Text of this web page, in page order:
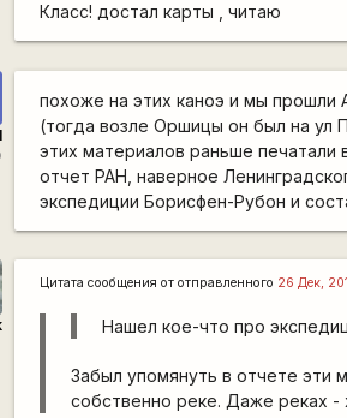
Класс! достал карты , читаю
похоже на этих каноэ и мы прошли
(тогда возле Оршицы он был на ул
этих материалов раньше
отчет РАН, наверное
экспедиции Борисфен-Рубон и
Цитата сообщения ототправленного 26 Дек,
Нашел кое-что про
Забыл упомянуть в отчете эти
собственно реке. Даже реках -